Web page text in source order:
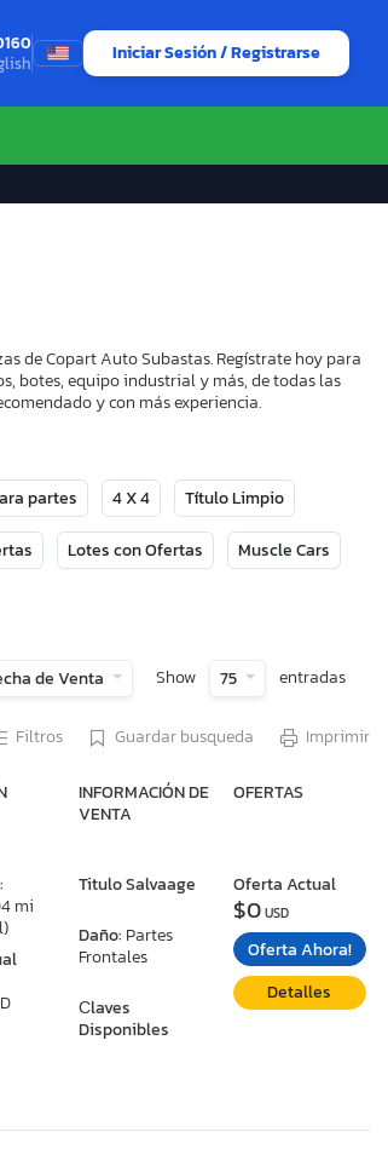
Iniciar Sesión / Registrarse
de Copart Auto Subastas. Regístrate hoy para
botes, equipo industrial y más, de todas las
y con más experiencia.
partes 4 X 4 Título Limpio
Lotes con Ofertas Muscle Cars
de Venta Show 75 entradas
Filtros Guardar busqueda Imprimir
INFORMACIÓN DE
VENTA
OFERTAS
mi
Titulo Salvaage
Daño: Partes
Frontales
Сlaves
Disponibles
Oferta Actual
$0USD
Oferta Ahora!
Detalles